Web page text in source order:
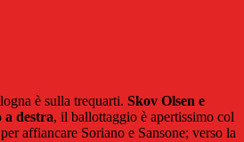
è sulla trequarti. Skov Olsen e
a destra, il ballottaggio è apertissimo col
affiancare Soriano e Sansone; verso la